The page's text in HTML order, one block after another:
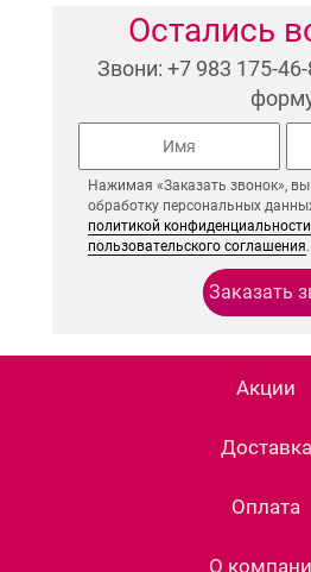
Остались
Звони: +7 983 175-
Нажимая «Заказать звонок», вы
обработку персональных
политикой конфиденциальности
пользовательского соглашения.
Акции
Доставка
Оплата
О